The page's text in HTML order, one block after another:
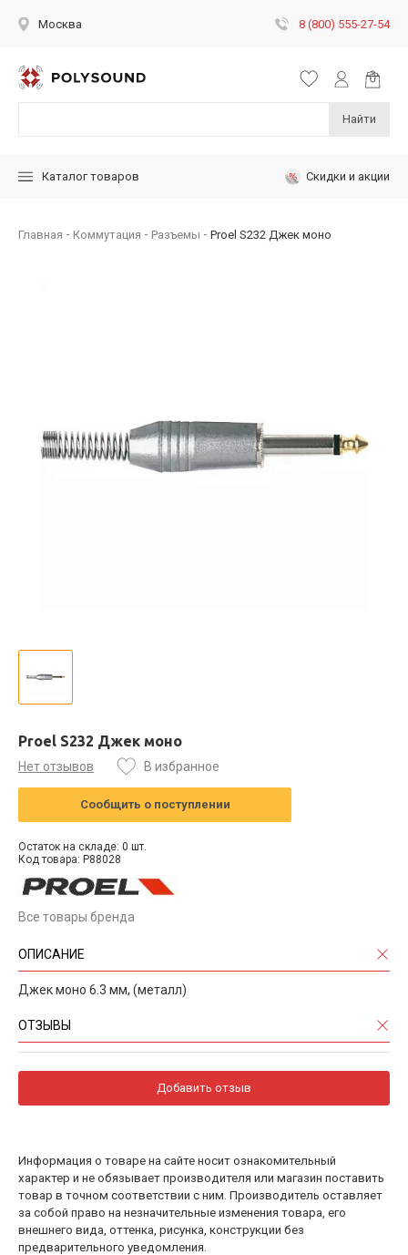
Москва 8 (800) 555-27-54
Найти
Каталог товаров Скидки и акции
Главная Коммутация Разъемы Proel S232 Джек моно
Proel S232 Джек моно
Нет отзывов В избранное
Сообщить о поступлении
Остаток на складе: 0 шт.
Код товара: P88028
Все товары бренда
ОПИСАНИЕ
Джек моно 6.3 мм, (металл)
ОТЗЫВЫ
Добавить отзыв
Информация о товаре на сайте носит ознакомительный
характер и не обязывает производителя или магазин поставить
товар в точном соответствии с ним. Производитель оставляет
за собой право на незначительные изменения товара, его
внешнего вида, оттенка, рисунка, конструкции без
предварительного уведомления.